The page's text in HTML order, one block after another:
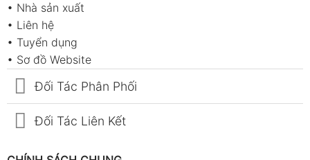
• Nhà sản xuất
• Liên hệ
• Tuyển dụng
• Sơ đồ Website
Đối Tác Phân Phối
Đối Tác Liên Kết